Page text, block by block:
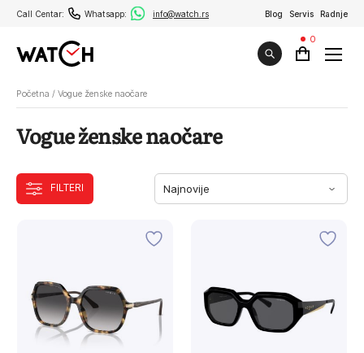
Call Centar: Whatsapp: info@watch.rs Blog Servis Radnje
0
Početna / Vogue ženske naočare
Vogue ženske naočare
FILTERI